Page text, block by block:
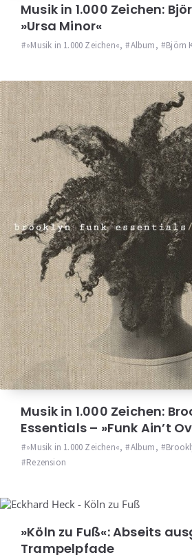
Musik in 1.000 Zeichen:
»Ursa Minor«
»Musik in 1.000 Zeichen«, Album, Björn
Musik in 1.000 Zeichen:
Essentials – »Funk Ain’t
»Musik in 1.000 Zeichen«, Album,
Rezension
»Köln zu Fuß«: Abseits
Trampelpfade